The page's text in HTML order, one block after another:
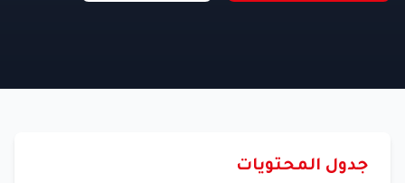
جدول المحتويات